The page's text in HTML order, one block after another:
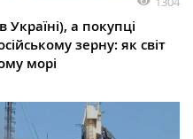
а покупці
зерну: як світ
морі